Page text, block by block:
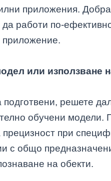
приложения.
работи по-
приложение.
или използване
подготвени, решете
обучени
прецизност при
с общо
на обекти.